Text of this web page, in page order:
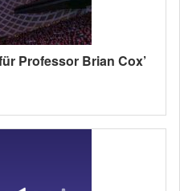
Professor Brian Cox’